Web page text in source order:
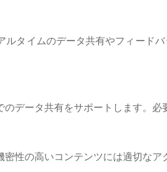
タイムのデータ共有やフィー
データ共有をサポートします。
性の高いコンテンツには適切な